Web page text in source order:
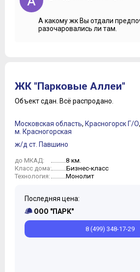
А какому жк Вы отдали
разочаровались ли там.
ЖК "Парковые Аллеи"
Объект сдан. Всё распродано.
Московская область, Красногорск Г/О,
м. Красногорская
ж/д ст. Павшино
до МКАД: 8 км.
Класс дома: Бизнес-класс
Технология: Монолит
Последняя цена:
ООО "ПАРК"
8 (499) 348-17-29